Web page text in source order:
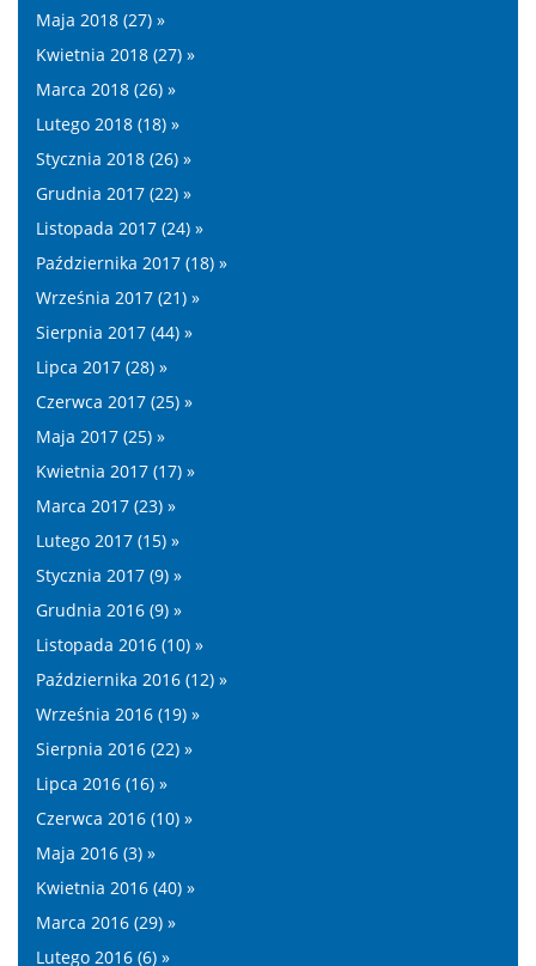
Maja 2018 (27) »
Kwietnia 2018 (27) »
Marca 2018 (26) »
Lutego 2018 (18) »
Stycznia 2018 (26) »
Grudnia 2017 (22) »
Listopada 2017 (24) »
Października 2017 (18) »
Września 2017 (21) »
Sierpnia 2017 (44) »
Lipca 2017 (28) »
Czerwca 2017 (25) »
Maja 2017 (25) »
Kwietnia 2017 (17) »
Marca 2017 (23) »
Lutego 2017 (15) »
Stycznia 2017 (9) »
Grudnia 2016 (9) »
Listopada 2016 (10) »
Października 2016 (12) »
Września 2016 (19) »
Sierpnia 2016 (22) »
Lipca 2016 (16) »
Czerwca 2016 (10) »
Maja 2016 (3) »
Kwietnia 2016 (40) »
Marca 2016 (29) »
Lutego 2016 (6) »